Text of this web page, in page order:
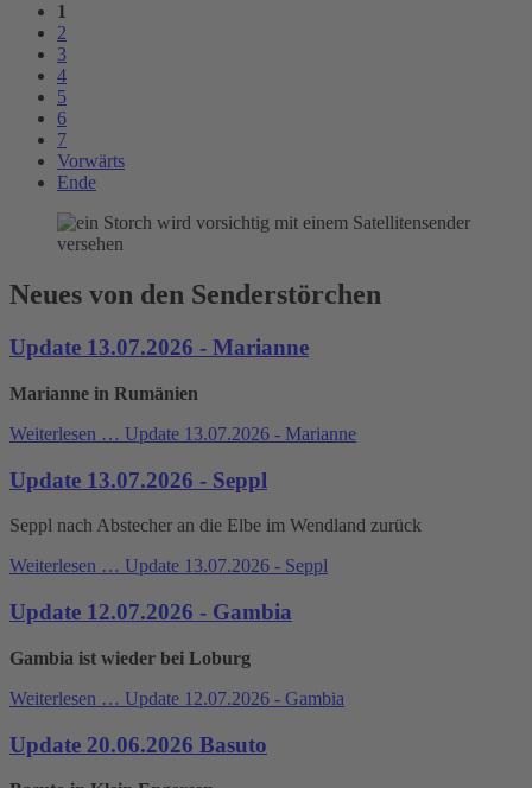
1
2
3
4
5
6
7
Vorwärts
Ende
Neues von den Senderstörchen
Update 13.07.2026 - Marianne
Marianne in Rumänien
Weiterlesen … Update 13.07.2026 - Marianne
Update 13.07.2026 - Seppl
Seppl nach Abstecher an die Elbe im Wendland zurück
Weiterlesen … Update 13.07.2026 - Seppl
Update 12.07.2026 - Gambia
Gambia ist wieder bei Loburg
Weiterlesen … Update 12.07.2026 - Gambia
Update 20.06.2026 Basuto